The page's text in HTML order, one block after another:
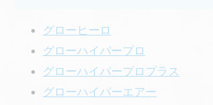
グローヒーロ
グローハイパープロ
グローハイパープロプラス
グローハイパーエアー